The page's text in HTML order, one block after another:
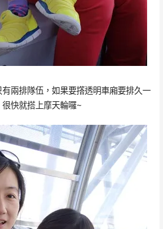
兩排隊伍，如果要撘透明車廂要排久一
快就搭上摩天輪囉~